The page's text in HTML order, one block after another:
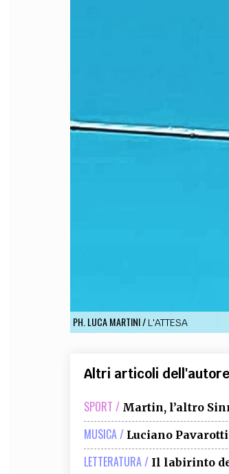
PH. LUCA MARTINI/ L'ATTESA
Altri articoli dell'autore
SPORT / Martin, l’altro
MUSICA / Luciano
LETTERATURA / Il labirinto